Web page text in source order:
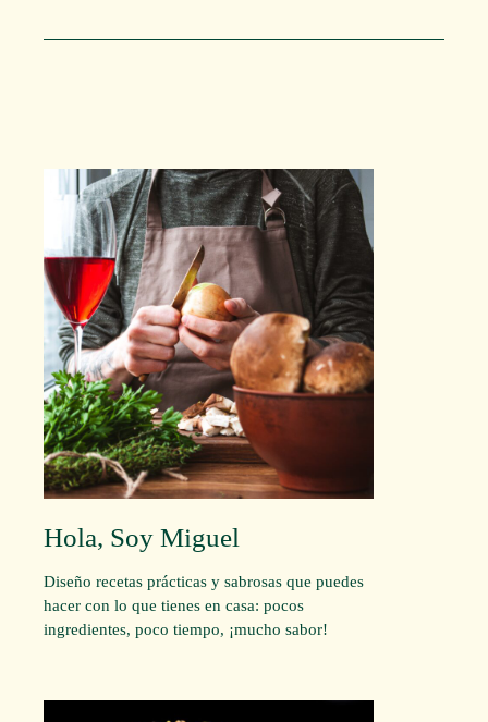
Hola, Soy Miguel
Diseño recetas prácticas y sabrosas que puedes
hacer con lo que tienes en casa: pocos
ingredientes, poco tiempo, ¡mucho sabor!